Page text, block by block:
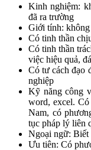
Kinh nghiệm:
đã ra trường
Giới tính: không
Có tinh thần
Có tinh thần
việc hiệu quả,
Có tư cách đạo
nghiệp
Kỹ năng công
word, excel.
Nam, có
tục pháp lý liên
Ngoại ngữ: Biết
Ưu tiên: Có